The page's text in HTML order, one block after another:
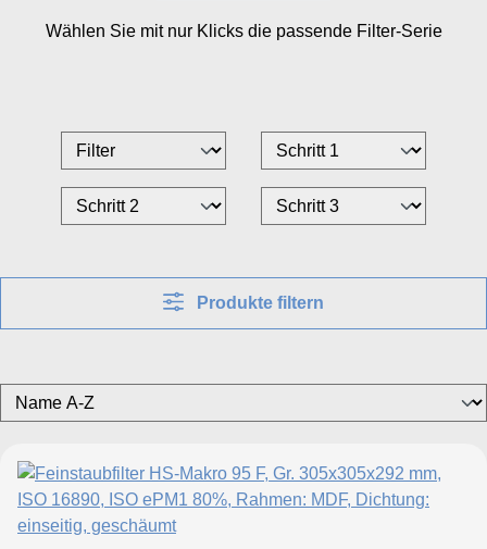
Wählen Sie mit nur Klicks die passende Filter-Serie
Produkte filtern